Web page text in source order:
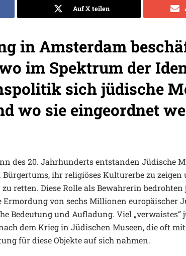
Auf X teilen
in Amsterdam
im Spektrum der
sich jüdische
wo sie eingeordnet
des 20. Jahrhunderts entstanden Jüdische
ihr religiöses Kulturerbe zu
retten. Diese Rolle als Bewahrerin
von sechs Millionen europäischer
Bedeutung und Aufladung. Viel „verwaistes“
dem Krieg in Jüdischen Museen, die oft
für diese Objekte auf sich nahmen.